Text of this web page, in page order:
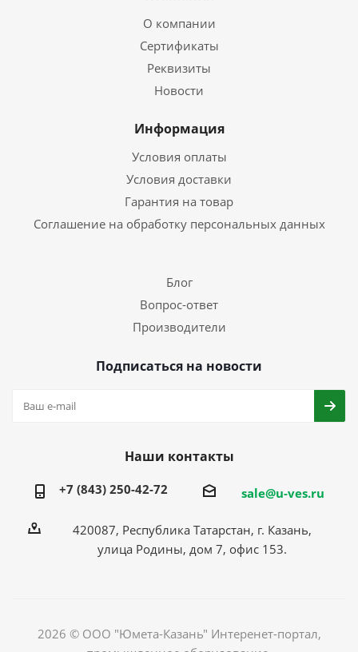
О компании
Сертификаты
Реквизиты
Новости
Информация
Условия оплаты
Условия доставки
Гарантия на товар
Соглашение на обработку персональных данных
Блог
Вопрос-ответ
Производители
Подписаться на новости
Наши контакты
+7 (843) 250-42-72 sale@u-ves.ru
420087, Республика Татарстан, г. Казань,
улица Родины, дом 7, офис 153.
2026 © ООО "Юмета-Казань" Интеренет-портал,